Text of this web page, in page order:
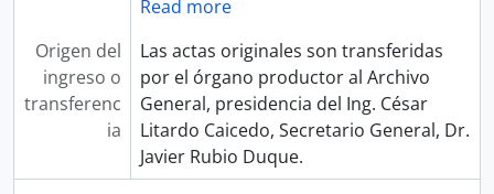
Read more
Origen del
ingreso o
transferenc
ia
Las actas originales son transferidas
por el órgano productor al Archivo
General, presidencia del Ing. César
Litardo Caicedo, Secretario General, Dr.
Javier Rubio Duque.